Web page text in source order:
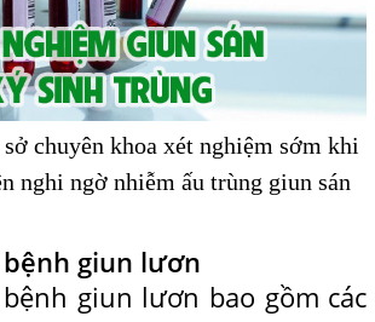
chuyên khoa xét nghiệm sớm khi
nghi ngờ nhiễm ấu trùng giun sán
giun lươn
giun lươn bao gồm các